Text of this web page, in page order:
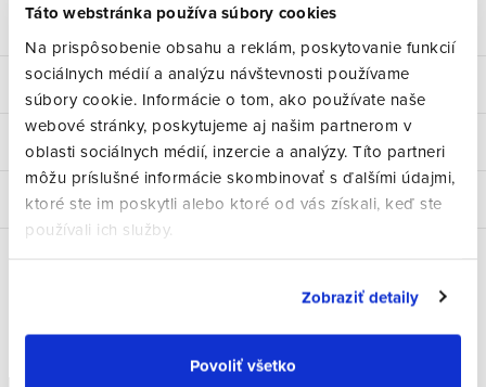
Táto webstránka používa súbory cookies
Na prispôsobenie obsahu a reklám, poskytovanie funkcií
sociálnych médií a analýzu návštevnosti používame
súbory cookie. Informácie o tom, ako používate naše
webové stránky, poskytujeme aj našim partnerom v
oblasti sociálnych médií, inzercie a analýzy. Títo partneri
môžu príslušné informácie skombinovať s ďalšími údajmi,
ktoré ste im poskytli alebo ktoré od vás získali, keď ste
používali ich služby.
Zobraziť detaily
Povoliť všetko
Parametre produktu
Hodnotenie
Diskusia
Súvisiaci tovar